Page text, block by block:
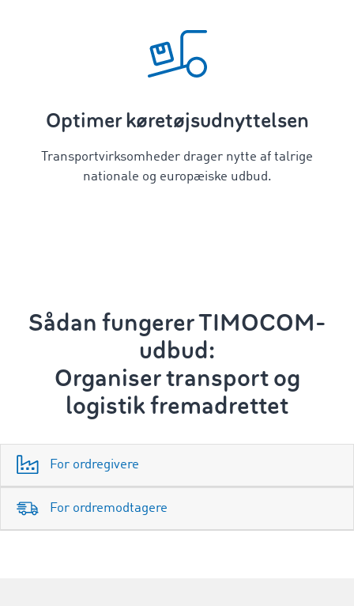
Optimer køretøjsudnyttelsen
Transportvirksomheder drager nytte af talrige
nationale og europæiske udbud.
Sådan fungerer TIMOCOM-
udbud:
Organiser transport og
logistikfremadrettet
For ordregivere
For ordremodtagere